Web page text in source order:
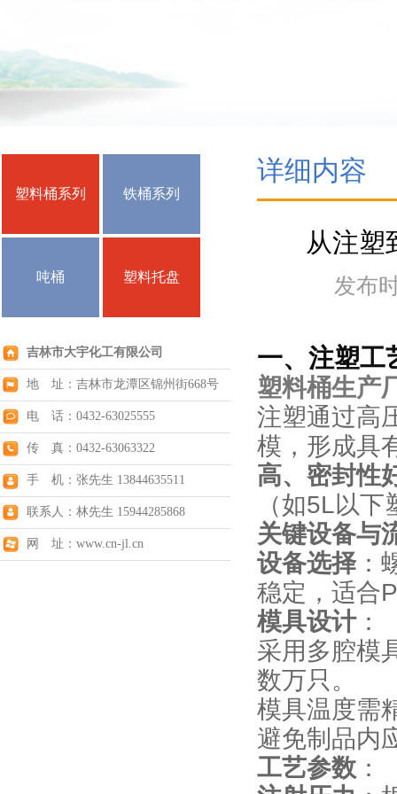
塑料桶系列 铁桶系列
吨桶 塑料托盘
吉林市大宇化工有限公司
地 址：吉林市龙潭区锦州街668号
电 话：0432-63025555
传 真：0432-63063322
手 机：张先生 13844635511
联系人：林先生 15944285868
网 址：www.cn-jl.cn
详细内容
从注塑
发布
一、注塑工
塑料桶生产
注塑通过高
模，形成具
高、密封性
（如5L以
关键设备与
设备选择：
稳定，适合
模具设计：
采用多腔模
数万只。
模具温度需
避免制品内
工艺参数 ：